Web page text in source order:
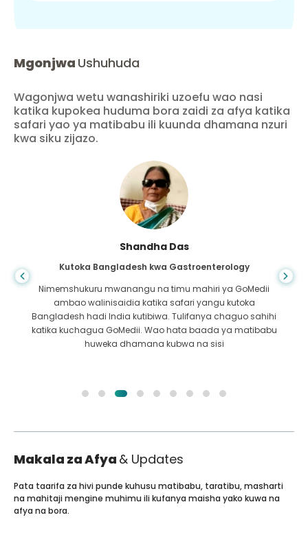
Mgonjwa Ushuhuda
Wagonjwa wetu wanashiriki uzoefu wao nasi
katika kupokea huduma bora zaidi za afya katika
safari yao ya matibabu ili kuunda dhamana nzuri
kwa siku zijazo.
Shandha Das
Kutoka Bangladesh kwa Gastroenterology
Nimemshukuru mwanangu na timu mahiri ya GoMedii
ambao walinisaidia katika safari yangu kutoka
Bangladesh hadi India kutibiwa. Tulifanya chaguo sahihi
katika kuchagua GoMedii. Wao hata baada ya matibabu
huweka dhamana kubwa na sisi
Makala za Afya & Updates
Pata taarifa za hivi punde kuhusu matibabu, taratibu, masharti
na mahitaji mengine muhimu ili kufanya maisha yako kuwa na
afya na bora.